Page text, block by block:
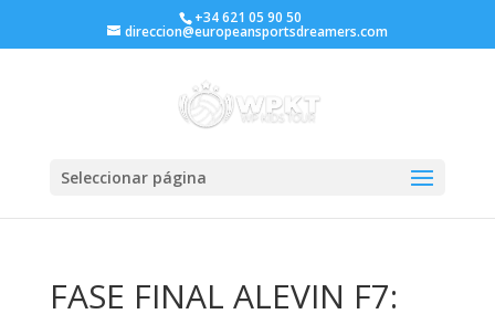
+34 621 05 90 50
direccion@europeansportsdreamers.com
Seleccionar página
FASE FINAL ALEVIN F7: